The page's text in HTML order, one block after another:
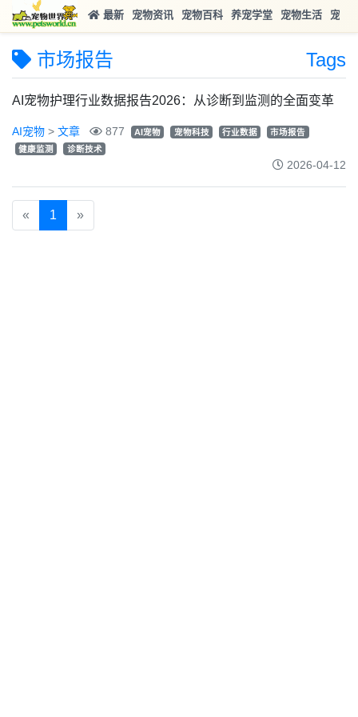
最新 宠物资讯 宠物百科 养宠学堂 宠物生活 宠物
市场报告 Tags
AI宠物护理行业数据报告2026：从诊断到监测的全面变革
AI宠物 > 文章 877 AI宠物 宠物科技 行业数据
市场报告
健康监测
诊断技术
2026-04-12
« 1 »